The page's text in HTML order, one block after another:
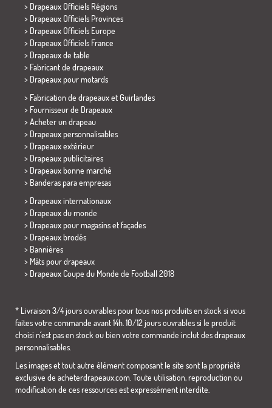
> Drapeaux Officiels Régions
> Drapeaux Officiels Provinces
> Drapeaux Officiels Europe
> Drapeaux Officiels France
> Drapeaux de table
> Fabricant de drapeaux
> Drapeaux pour motards
> Fabrication de drapeaux et Guirlandes
> Fournisseur de Drapeaux
> Acheter un drapeau
> Drapeaux personnalisables
> Drapeaux extérieur
> Drapeaux publicitaires
> Drapeaux bonne marché
> Banderas para empresas
> Drapeaux internationaux
> Drapeaux du monde
> Drapeaux pour magasins et façades
> Drapeaux brodés
> Bannières
> Mâts pour drapeaux
> Drapeaux Coupe du Monde de Football 2018
* Livraison 3/4 jours ouvrables pour tous nos produits en stock si vous
faites votre commande avant 14h. 10/12 jours ouvrables si le produit
choisi n´est pas en stock ou bien votre commande inclut des drapeaux
personnalisables.
Les images et tout autre élément composant le site sont la propriété
exclusive de acheterdrapeaux.com. Toute utilisation, reproduction ou
modification de ces ressources est expressément interdite.